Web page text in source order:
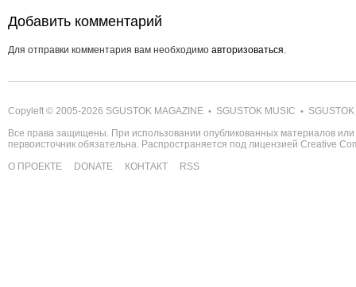
Добавить комментарий
Для отправки комментария вам необходимо авторизоваться.
Copyleft © 2005-2026 SGUSTOK MAGAZINE • SGUSTOK MUSIC •
Все права защищены. При использовании опубликованных материалов
первоисточник обязательна. Распространяется под лицензией Creative
О ПРОЕКТЕ
DONATE КОНТАКТ RSS